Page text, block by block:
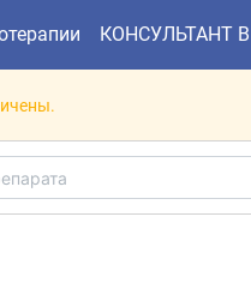
КОНСУЛЬТАНТ